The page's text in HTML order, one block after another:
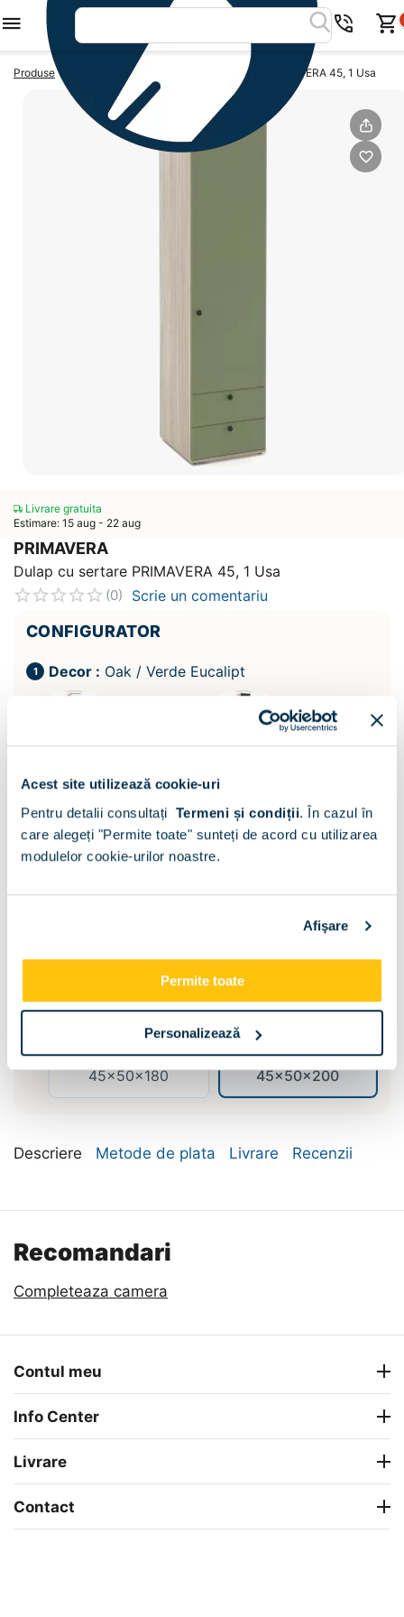
Acest site utilizează cookie-uri
Pentru detalii consultați Termeni și condiții. În cazul în
care alegeți "Permite toate" sunteți de acord cu utilizarea
modulelor cookie-urilor noastre.
Afişare
Permite toate
Personalizează
Produse Dulapuri dormitor Dulap cu sertare PRIMAVERA 45, 1 Usa
Livrare gratuita
Estimare: 15 aug - 22 aug
PRIMAVERA
Dulap cu sertare PRIMAVERA 45, 1 Usa
(0) Scrie un comentariu
CONFIGURATOR
Decor : Oak / Verde Eucalipt
Bara umerase si
45x50x180 45x50x200
Descriere Metode de plata Livrare Recenzii
Recomandari
Completeaza camera
Contul meu
Info Center
Livrare
Contact